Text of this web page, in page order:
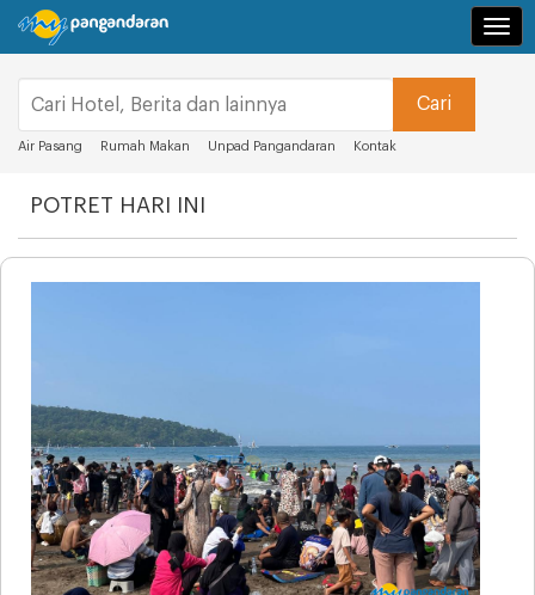
Air Pasang Rumah Makan Unpad Pangandaran Kontak
POTRET HARI INI